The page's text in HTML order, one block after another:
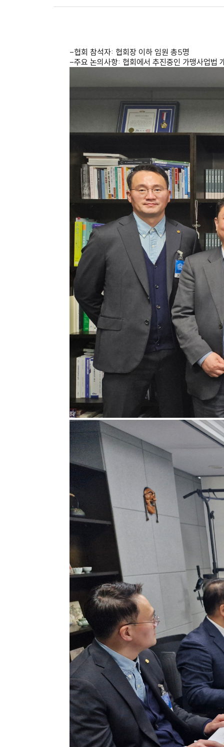
-협회 참석자: 협회장 이하 임원 총5명
-주요 논의사항: 협회에서 추진중인 가맹사업법